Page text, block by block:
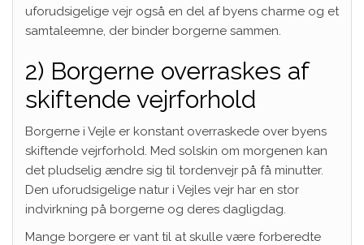
uforudsigelige vejr også en del af byens charme og et
samtaleemne, der binder borgerne sammen.
2) Borgerne overraskes af
skiftende vejrforhold
Borgerne i Vejle er konstant overraskede over byens
skiftende vejrforhold. Med solskin om morgenen kan
det pludselig ændre sig til tordenvejr på få minutter.
Den uforudsigelige natur i Vejles vejr har en stor
indvirkning på borgerne og deres dagligdag.
Mange borgere er vant til at skulle være forberedte